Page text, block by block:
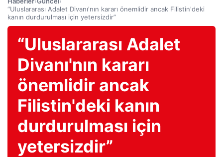
“Uluslararası Adalet Divanı'nın kararı önemlidir ancak Filistin'deki
kanın durdurulması için yetersizdir”
“Uluslararası Adalet
Divanı'nın kararı
önemlidir ancak
Filistin'deki kanın
durdurulması için
yetersizdir”